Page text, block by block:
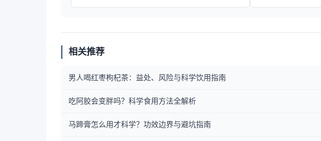
相关推荐
男人喝红枣枸杞茶：益处、风险与科学饮用指南
吃阿胶会变胖吗？科学食用方法全解析
马蹄膏怎么用才科学？功效边界与避坑指南